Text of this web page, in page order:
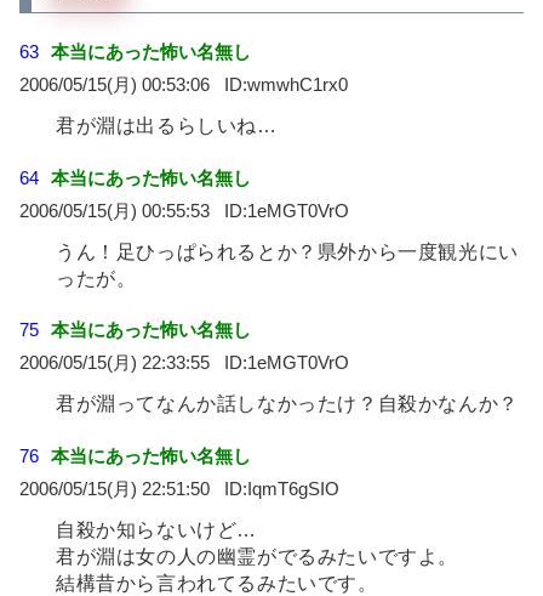
63 本当にあった怖い名無し
2006/05/15(月) 00:53:06
wmwhC1rx0
君が淵は出るらしいね…
64 本当にあった怖い名無し
2006/05/15(月) 00:55:53
1eMGT0VrO
うん！足ひっぱられるとか？県外から一度観光にい
ったが。
75 本当にあった怖い名無し
2006/05/15(月) 22:33:55
1eMGT0VrO
君が淵ってなんか話しなかったけ？自殺かなんか？
76 本当にあった怖い名無し
2006/05/15(月) 22:51:50
IqmT6gSIO
自殺か知らないけど…
君が淵は女の人の幽霊がでるみたいですよ。
結構昔から言われてるみたいです。